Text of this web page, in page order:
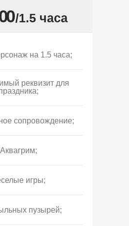
/1.5 часа
на 1.5 часа;
реквизит для
сопровождение;
Аквагрим;
игры;
пузырей;